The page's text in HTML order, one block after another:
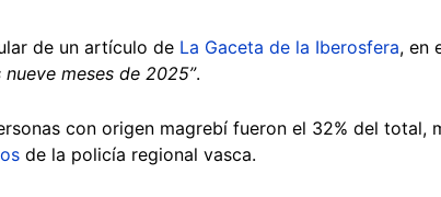
de un artículo de La Gaceta de la Iberosfera, en
nueve meses de 2025”.
con origen magrebí fueron el 32% del total,
de la policía regional vasca.